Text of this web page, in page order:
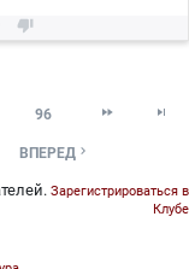

96  
ВПЕРЕД 
Зарегистрироваться в
Клубе